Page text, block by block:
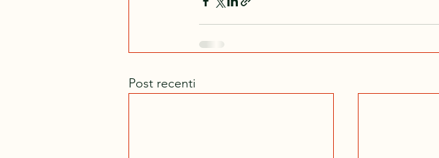
Post recenti